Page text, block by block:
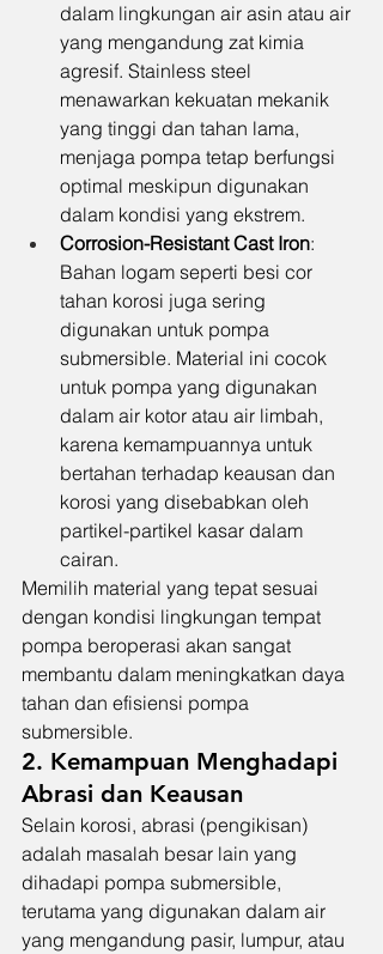
dalam lingkungan air asin atau air
yang mengandung zat kimia
agresif. Stainless steel
menawarkan kekuatan mekanik
yang tinggi dan tahan lama,
menjaga pompa tetap berfungsi
optimal meskipun digunakan
dalam kondisi yang ekstrem.
Corrosion-Resistant Cast Iron:
Bahan logam seperti besi cor
tahan korosi juga sering
digunakan untuk pompa
submersible. Material ini cocok
untuk pompa yang digunakan
dalam air kotor atau air limbah,
karena kemampuannya untuk
bertahan terhadap keausan dan
korosi yang disebabkan oleh
partikel-partikel kasar dalam
cairan.
Memilih material yang tepat sesuai
dengan kondisi lingkungan tempat
pompa beroperasi akan sangat
membantu dalam meningkatkan daya
tahan dan efisiensi pompa
submersible.
2. Kemampuan Menghadapi
Abrasi dan Keausan
Selain korosi, abrasi (pengikisan)
adalah masalah besar lain yang
dihadapi pompa submersible,
terutama yang digunakan dalam air
yang mengandung pasir, lumpur, atau